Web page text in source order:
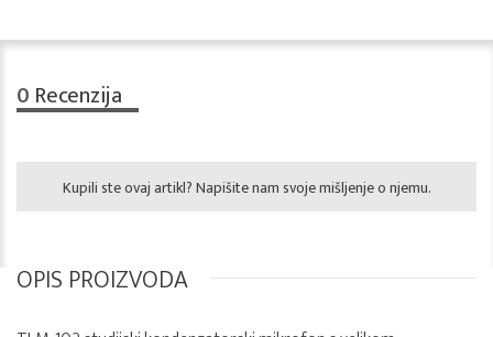
0 Recenzija
Kupili ste ovaj artikl? Napišite nam svoje mišljenje o njemu.
OPIS PROIZVODA